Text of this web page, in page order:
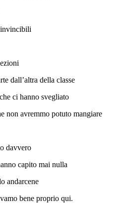
invincibili
dall’altra della classe
ci hanno svegliato
non avremmo potuto mangiare
davvero
capito mai nulla
andarcene
bene proprio qui.